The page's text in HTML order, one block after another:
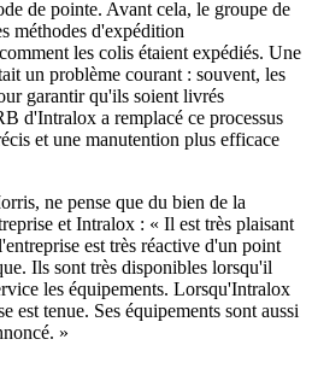
de pointe. Avant cela, le groupe de
méthodes d'expédition
les colis étaient expédiés. Une
un problème courant : souvent, les
garantir qu'ils soient livrés
d'Intralox a remplacé ce processus
et une manutention plus efficace
ne pense que du bien de la
et Intralox : « Il est très plaisant
est très réactive d'un point
Ils sont très disponibles lorsqu'il
les équipements. Lorsqu'Intralox
est tenue. Ses équipements sont aussi
»